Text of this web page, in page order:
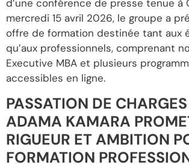
d’une conférence de presse tenue à
mercredi 15 avril 2026, le groupe a
offre de formation destinée tant aux
qu’aux professionnels, comprenant
Executive MBA et plusieurs
accessibles en ligne.
PASSATION DE
ADAMA KAMARA
RIGUEUR ET AMBITION
FORMATION